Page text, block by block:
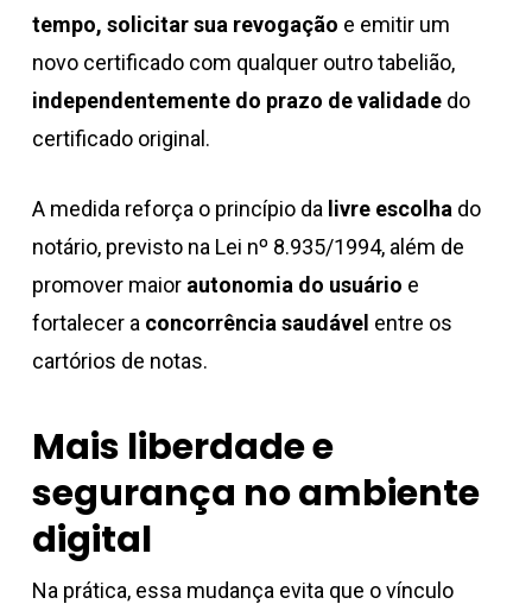
tempo, solicitar sua revogação e emitir um
novo certificado com qualquer outro tabelião,
independentemente do prazo de validadedo
certificado original.
A medida reforça o princípio da livre escolha do
notário, previsto na Lei nº 8.935/1994, além de
promover maior autonomia do usuário e
fortalecer a concorrência saudável entre os
cartórios de notas.
Mais liberdade e
segurança no ambiente
digital
Na prática, essa mudança evita que o vínculo